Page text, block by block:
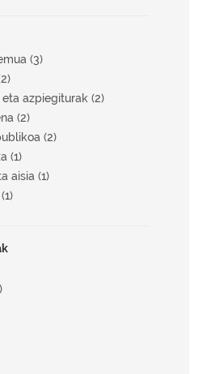
(3)
eta azpiegiturak (2)
(2)
(2)
(1)
aisia (1)